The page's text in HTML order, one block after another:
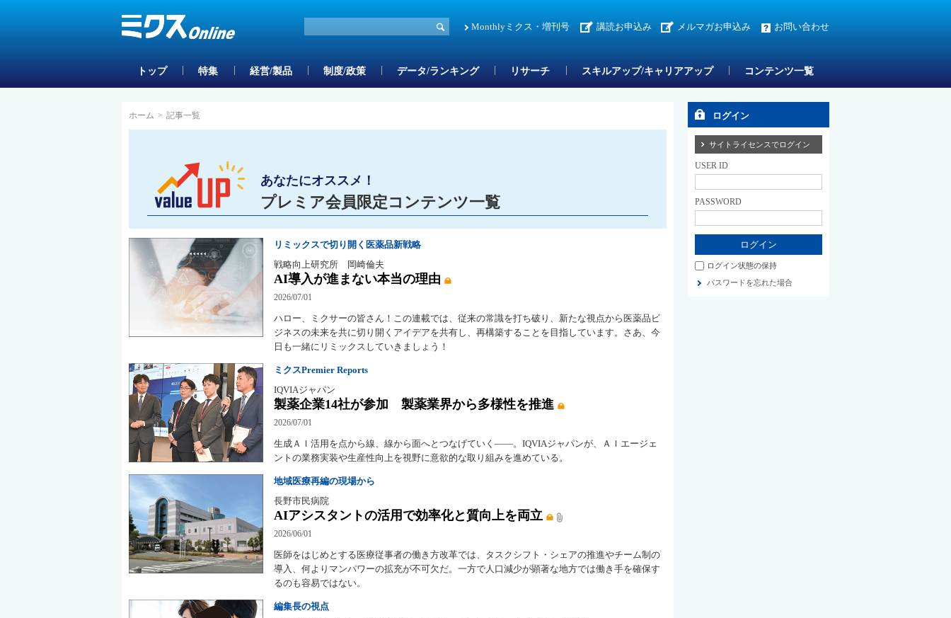
Monthlyミクス・増刊号 講読お申込み メルマガお申込み お問い合わせ
トップ 特集 経営/製品 制度/政策 データ/ランキング リサーチ スキルアップ/キャリアアップ コンテンツ一覧
ホーム > 記事一覧
あなたにオススメ！
プレミア会員限定コンテンツ一覧
リミックスで切り開く医薬品新戦略
戦略向上研究所 岡崎倫夫
AI導入が進まない本当の理由
2026/07/01
ハロー、ミクサーの皆さん！この連載では、従来の常識を打ち破り、新たな視点から医薬品ビ
ジネスの未来を共に切り開くアイデアを共有し、再構築することを目指しています。さあ、今
日も一緒にリミックスしていきましょう！
ミクスPremier Reports
IQVIAジャパン
製薬企業14社が参加 製薬業界から多様性を推進
2026/07/01
生成ＡＩ活用を点から線、線から面へとつなげていく――。IQVIAジャパンが、ＡＩエージェ
ントの業務実装や生産性向上を視野に意欲的な取り組みを進めている。
地域医療再編の現場から
長野市民病院
AIアシスタントの活用で効率化と質向上を両立
2026/06/01
医師をはじめとする医療従事者の働き方改革では、タスクシフト・シェアの推進やチーム制の
導入、何よりマンパワーの拡充が不可欠だ。一方で人口減少が顕著な地方では働き手を確保す
るのも容易ではない。
編集長の視点
ログイン
サイトライセンスでログイン
USER ID
PASSWORD
ログイン状態の保持
パスワードを忘れた場合